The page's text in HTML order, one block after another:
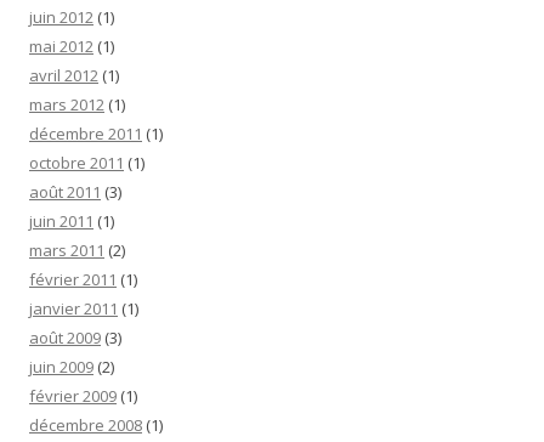
juin 2012 (1)
mai 2012 (1)
avril 2012 (1)
mars 2012 (1)
décembre 2011 (1)
octobre 2011 (1)
août 2011 (3)
juin 2011 (1)
mars 2011 (2)
février 2011 (1)
janvier 2011 (1)
août 2009 (3)
juin 2009 (2)
février 2009 (1)
décembre 2008 (1)